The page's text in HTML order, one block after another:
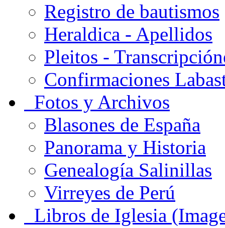
Registro de bautismos
Heraldica - Apellidos
Pleitos -
Confirmaciones
Fotos y Archivos
Blasones de España
Panorama y Historia
Genealogía Salinillas
Virreyes de Perú
Libros de Iglesia